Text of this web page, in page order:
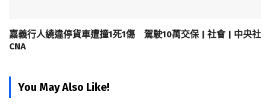
嘉義行人繞違停貨車遭撞1死1傷 駕駛10萬交保 | 社會 | 中央社
CNA
You May Also Like!